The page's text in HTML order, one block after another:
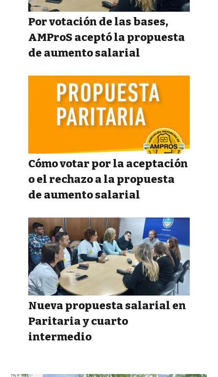
Por votación de las bases,
AMProS aceptó la propuesta
de aumento salarial
Cómo votar por la aceptación
o el rechazo a la propuesta
de aumento salarial
Nueva propuesta salarial en
Paritaria y cuarto
intermedio